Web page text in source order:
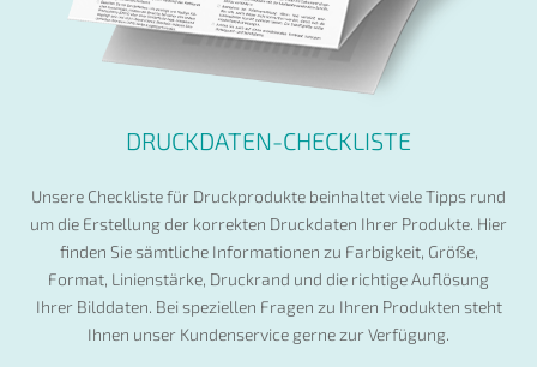
DRUCKDATEN-CHECKLISTE
Unsere Checkliste für Druckprodukte beinhaltet viele Tipps rund
um die Erstellung der korrekten Druckdaten Ihrer Produkte. Hier
finden Sie sämtliche Informationen zu Farbigkeit, Größe,
Format, Linienstärke, Druckrand und die richtige Auflösung
Ihrer Bilddaten. Bei speziellen Fragen zu Ihren Produkten steht
Ihnen unser Kundenservice gerne zur Verfügung.